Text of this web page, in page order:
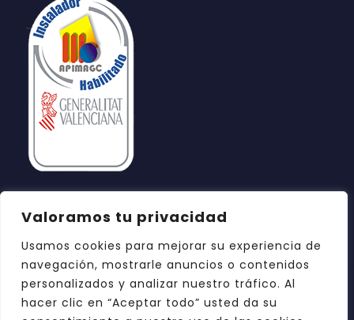
Valoramos tu privacidad
Usamos cookies para mejorar su experiencia de
navegación, mostrarle anuncios o contenidos
personalizados y analizar nuestro tráfico. Al
hacer clic en “Aceptar todo” usted da su